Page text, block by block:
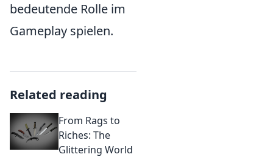
bedeutende Rolle im
Gameplay spielen.
Related reading
From Rags to
Riches: The
Glittering World